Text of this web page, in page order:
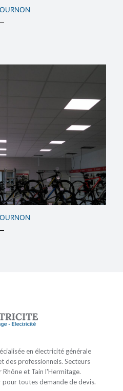
en électricité générale
des professionnels. Secteurs
et Tain l'Hermitage.
pour toutes demande de devis.